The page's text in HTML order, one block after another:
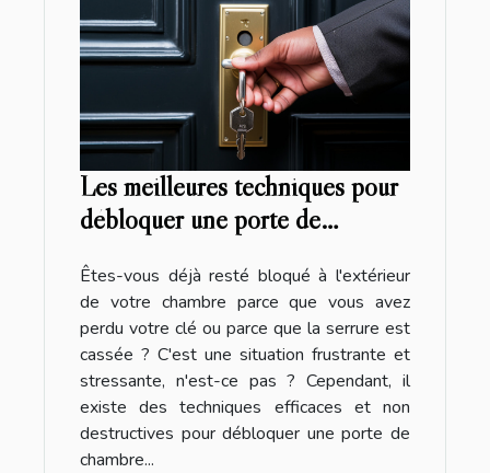
Les meilleures techniques pour
débloquer une porte de
Êtes-vous déjà resté bloqué à l'extérieur
de votre chambre parce que vous avez
perdu votre clé ou parce que la serrure est
cassée ? C'est une situation frustrante et
stressante, n'est-ce pas ? Cependant, il
existe des techniques efficaces et non
destructives pour débloquer une porte de
chambre...